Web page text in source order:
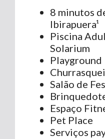
8 minutos
Ibirapuera¹
Piscina
Solarium
Playground
Salão de
Espaço
Pet Place
Serviços